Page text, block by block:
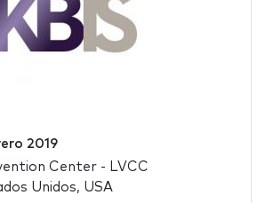
2019
Center - LVCC
Unidos, USA